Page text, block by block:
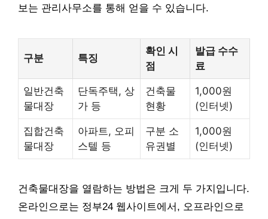
보는 관리사무소를 통해 얻을 수 있습니다.
구분 특징
확인 시
점
발급 수수
료
일반건축
물대장
단독주택, 상
가 등
건축물
현황
1,000원
(인터넷)
집합건축
물대장
아파트, 오피
스텔 등
구분 소
유권별
1,000원
(인터넷)
건축물대장을 열람하는 방법은 크게 두 가지입니다.
온라인으로는 정부24 웹사이트에서, 오프라인으로